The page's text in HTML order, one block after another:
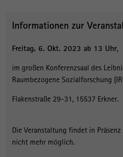
Informationen zur
Freitag, 6. Okt. 2023 ab 13 Uhr,
im großen Konferenzsaal des
Raumbezogene Sozialforschung
Flakenstraße 29-31, 15537 Erkner.
Die Veranstaltung findet in
nicht mehr möglich.